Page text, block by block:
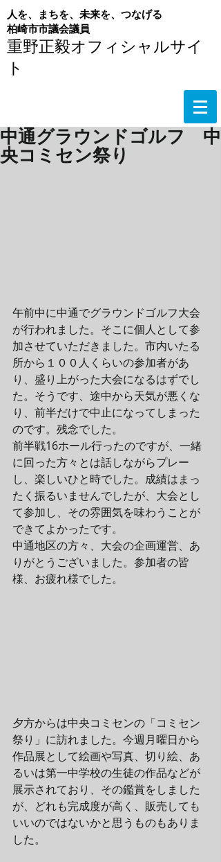
重野正毅オフィシャルサイ
ト
人を、まちを、未来を、つなげる
​柏崎市市議会議員
中通グラウンドゴルフ 中
央コミセン祭り
午前中に中通でグラウンドゴルフ大会
が行われました。そこに個人として参
加させていただきました。市内いたる
所から１００人くらいの参加者があ
り、盛り上がった大会になるはずでし
た。そうです、途中から天気が悪くな
り、前半だけで中止になってしまった
のです。残念でした。
前半戦16ホール行ったのですが、一緒
に回った方々とは話しながらプレー
し、楽しいひと時でした。成績はまっ
たく振るいませんでしたが、大会とし
て参加し、その雰囲気を味わうことが
できてよかったです。
中通地区の方々、大会の企画運営、あ
りがとうございました。参加者の皆
様、お疲れ様でした。
夕方からは中央コミセンの「コミセン
祭り」に訪れました。今週月曜日から
作品展として絵画や写真、切り絵、あ
るいは第一中学校の生徒の作品などが
展示されており、その鑑賞をしました
が、どれも完成度が高く、販売しても
いいのではないかと思うものもありま
した。